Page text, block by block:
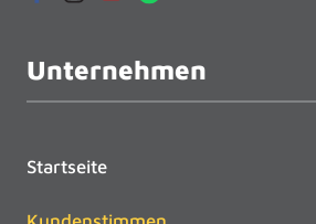
Unternehmen
Startseite